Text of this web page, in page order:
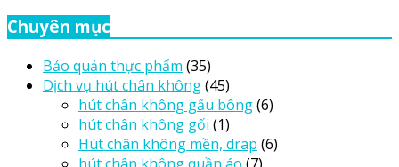
Chuyên mục
Bảo quản thực phẩm (35)
Dịch vụ hút chân không(45)
hút chân không gấu bông(6)
hút chân không gối (1)
Hút chân không mền, drap (6)